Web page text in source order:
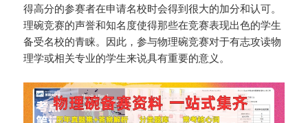
得高分的参赛者在申请名校时会得到很大的加分和认可。
理碗竞赛的声誉和知名度使得那些在竞赛表现出色的学生
备受名校的青睐。因此，参与物理碗竞赛对于有志攻读物
理学或相关专业的学生来说具有重要的意义。